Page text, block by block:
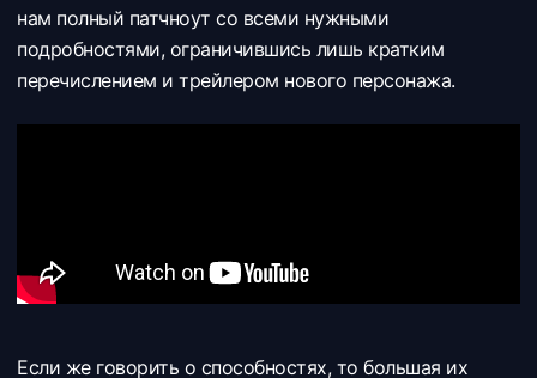
нам полный патчноут со всеми нужными
подробностями, ограничившись лишь кратким
перечислением и трейлером нового персонажа.
Если же говорить о способностях, то большая их